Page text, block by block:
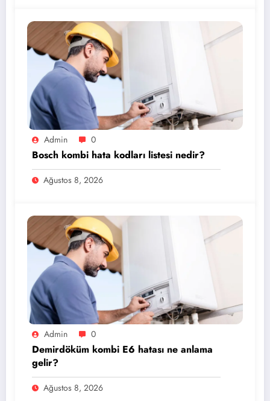
Admin 0
Bosch kombi hata kodları listesi nedir?
Ağustos 8, 2026
Admin 0
Demirdöküm kombi E6 hatası ne anlama
gelir?
Ağustos 8, 2026